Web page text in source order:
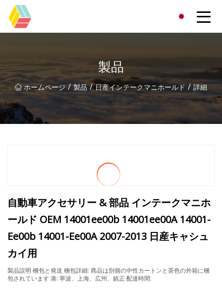
製品
ホームページ / 製品 / 日産インテークマニホールド / 詳細
自動車アクセサリー & 部品 インテークマニホ
ールド OEM 14001ee00b 14001ee00A 14001-
Ee00b 14001-Ee00A 2007-2013 日産キャシュ
カイ用
製品説明 梱包と発送 梱包詳細: 商品は別個の中性カートンと茶色の外箱に梱
包されています 港: 寧波、上海、広州、鎮正 配達時間: